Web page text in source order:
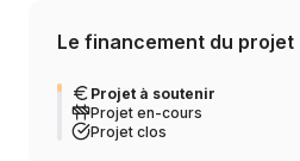
Le financement du projet
Projet à soutenir
Projet en-cours
Projet clos